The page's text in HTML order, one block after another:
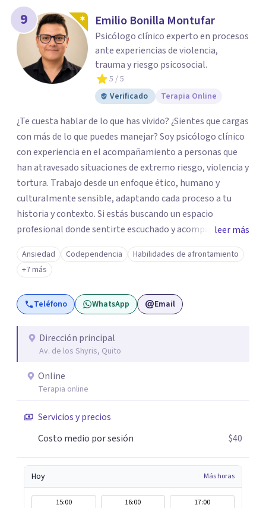
9 Emilio Bonilla Montufar
Psicólogo clínico experto en procesos
ante experiencias de violencia,
trauma y riesgo psicosocial.
5 / 5
Verificado
Terapia Online
¿Te cuesta hablar de lo que has vivido? ¿Sientes que cargas
con más de lo que puedes manejar? Soy psicólogo clínico
con experiencia en el acompañamiento a personas que
han atravesado situaciones de extremo riesgo, violencia y
tortura. Trabajo desde un enfoque ético, humano y
culturalmente sensible, adaptando cada proceso a tu
historia y contexto. Si estás buscando un espacio
profesional donde sentirte escuchado y acompañado con
seriedad, cercanía y libre de estigmas, podemos trabajar
juntos. Lidero un equipo multidisciplinario de salud
mental en psicología clínica, infantojuvenil, familiar y
psicopedagogía. De esta manera, llevo procesos
integrales sostenidos y ajustados a tus necesidades.
leer más
Ansiedad Codependencia
Habilidades de afrontamiento
+7 más
Teléfono WhatsApp Email
Dirección principal
Av. de los Shyris, Quito
Online
Terapia online
Servicios y precios
Costo medio por sesión
$40
Hoy Más horas
15:00 16:00
17:00